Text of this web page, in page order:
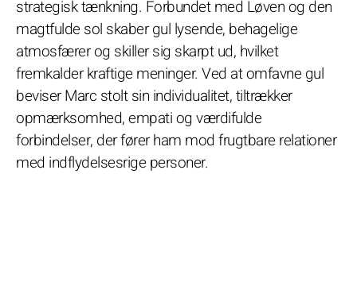
strategisk tænkning. Forbundet med Løven og den
magtfulde sol skaber gul lysende, behagelige
atmosfærer og skiller sig skarpt ud, hvilket
fremkalder kraftige meninger. Ved at omfavne gul
beviser Marc stolt sin individualitet, tiltrækker
opmærksomhed, empati og værdifulde
forbindelser, der fører ham mod frugtbare relationer
med indflydelsesrige personer.